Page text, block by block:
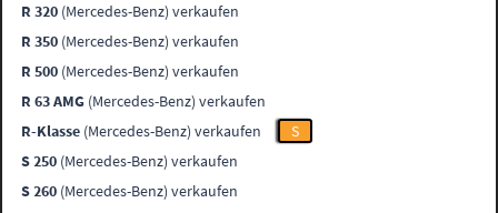
R 320 (Mercedes-Benz) verkaufen
R 350 (Mercedes-Benz) verkaufen
R 500 (Mercedes-Benz) verkaufen
R 63 AMG (Mercedes-Benz) verkaufen
R-Klasse (Mercedes-Benz) verkaufen
S
S 250 (Mercedes-Benz) verkaufen
S 260 (Mercedes-Benz) verkaufen